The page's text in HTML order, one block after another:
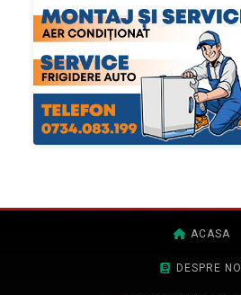
ACASA
DESPRE NOI